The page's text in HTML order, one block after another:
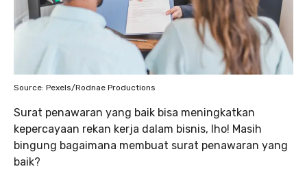
Source: Pexels/Rodnae Productions
Surat penawaran yang baik bisa meningkatkan
kepercayaan rekan kerja dalam bisnis, lho! Masih
bingung bagaimana membuat surat penawaran yang
baik?